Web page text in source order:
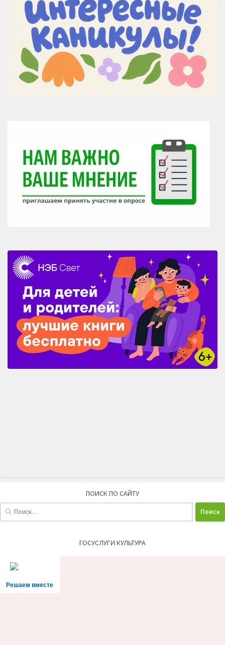
ПОИСК ПО САЙТУ
ГОСУСЛУГИ КУЛЬТУРА
Решаем вместе